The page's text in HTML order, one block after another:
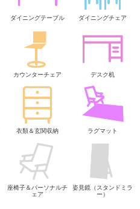
ダイニングテーブル ダイニングチェア
カウンターチェア デスク机
衣類＆玄関収納 ラグマット
座椅子＆パーソナルチ
ェア
姿見鏡（スタンドミラ
ー）